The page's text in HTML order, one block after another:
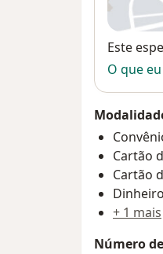
Este
O que
Cartão
Cartão
Dinheiro
+ 1 mais
Número